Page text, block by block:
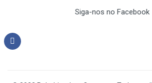
Siga-nos no Facebook